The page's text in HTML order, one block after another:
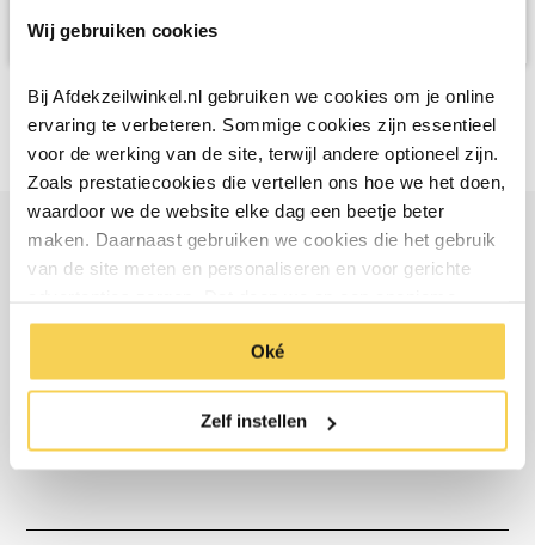
Wij gebruiken cookies
Bij Afdekzeilwinkel.nl gebruiken we cookies om je online
ervaring te verbeteren. Sommige cookies zijn essentieel
voor de werking van de site, terwijl andere optioneel zijn.
Zoals prestatiecookies die vertellen ons hoe we het doen,
waardoor we de website elke dag een beetje beter
maken. Daarnaast gebruiken we cookies die het gebruik
van de site meten en personaliseren en voor gerichte
manier. Klik op 'Oké' om alle cookies te accepteren. Of
klik op ‘alleen essentiele’ als je niet akkoord gaat met
cookies.
Oké
Zelf instellen
Ontvang €5 korting
Schrijf je in voor de nieuwsbrief en ontvang €5 welkomstkorting!
Email Inschrijven